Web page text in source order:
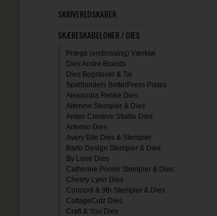
SKRIVEREDSKABER
SKÆRESKABELONER / DIES
Præge (embossing) Værktøj
Dies Andre Brands
Dies Bogstaver & Tal
Spellbinders BetterPress Plates
Alexandra Renke Dies
Altenew Stempler & Dies
Arden Creative Studio Dies
Artemio Dies
Avery Elle Dies & Stempler
Barto Design Stempler & Dies
By Lene Dies
Catherine Pooler Stempler & Dies
Cheery Lynn Dies
Concord & 9th Stempler & Dies
CottageCutz Dies
Craft & You Dies